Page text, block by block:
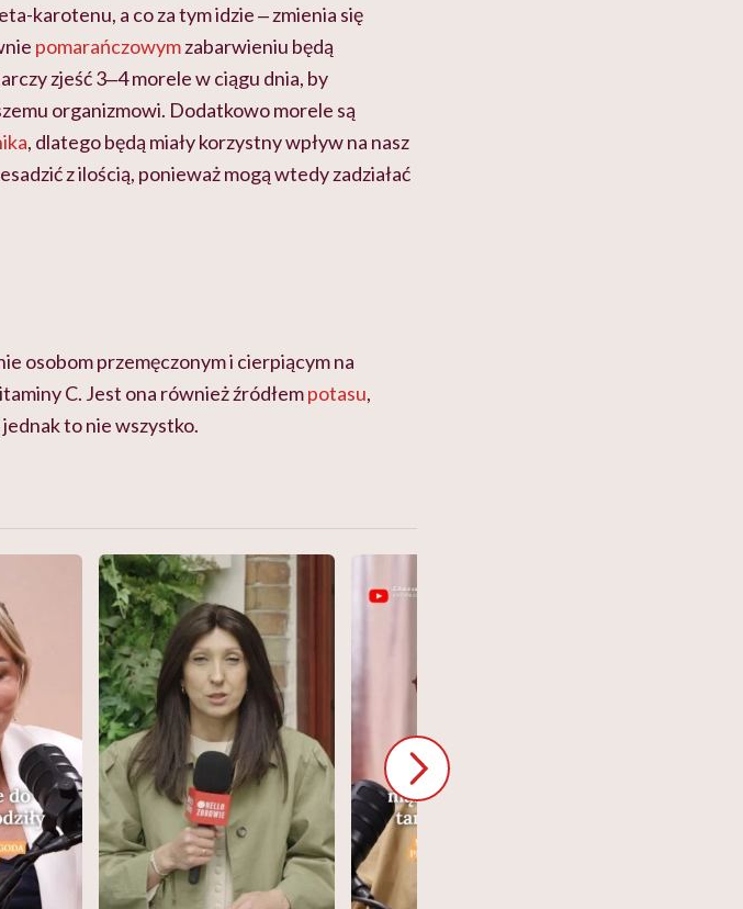
karotenu, a co za tym idzie ‒ zmienia się
pomarańczowymzabarwieniu będą
zjeść 3‒4 morele w ciągu dnia, by
organizmowi. Dodatkowo morele są
, dlatego będą miały korzystny wpływ na nasz
z ilością, ponieważ mogą wtedy zadziałać
osobom przemęczonym i cierpiącym na
C. Jest ona również źródłempotasu,
jednak to nie wszystko.